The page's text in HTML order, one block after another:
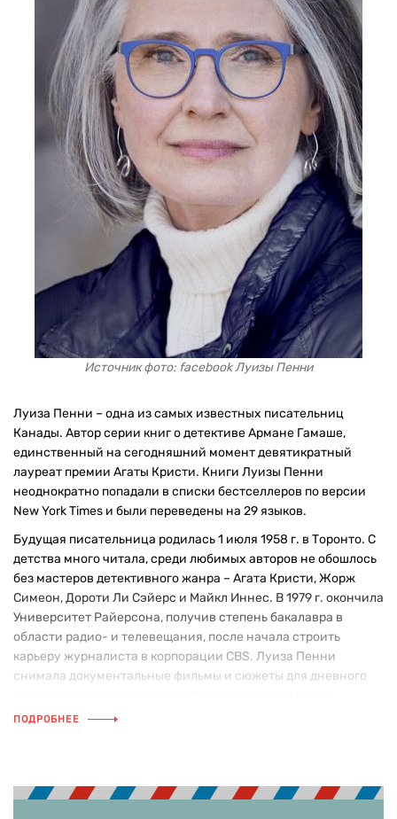
Источник фото: facebook Луизы Пенни
Луиза Пенни – одна из самых известных писательниц
Канады. Автор серии книг о детективе Армане Гамаше,
единственный на сегодняшний момент девятикратный
лауреат премии Агаты Кристи. Книги Луизы Пенни
неоднократно попадали в списки бестселлеров по версии
New York Times и были переведены на 29 языков.
Будущая писательница родилась 1 июля 1958 г. в Торонто. С
детства много читала, среди любимых авторов не обошлось
без мастеров детективного жанра – Агата Кристи, Жорж
Симеон, Дороти Ли Сэйерс и Майкл Иннес. В 1979 г. окончила
Университет Райерсона, получив степень бакалавра в
области радио- и телевещания, после начала строить
карьеру журналиста в корпорации CBS. Луиза Пенни
снимала документальные фильмы и сюжеты для дневного
местном радио в Квебеке.
работу журналиста и начать писать.
ПОДРОБНЕЕ